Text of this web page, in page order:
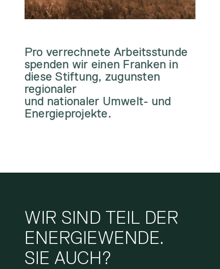
Pro verrechnete Arbeitsstunde
spenden wir einen Franken in
diese Stiftung, zugunsten
regionaler
und nationaler Umwelt- und
Energieprojekte.
WIR SIND TEIL DER
ENERGIEWENDE.
SIE AUCH?